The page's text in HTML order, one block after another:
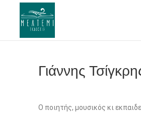
Γιάννης
Ο ποιητής, μουσικός κι